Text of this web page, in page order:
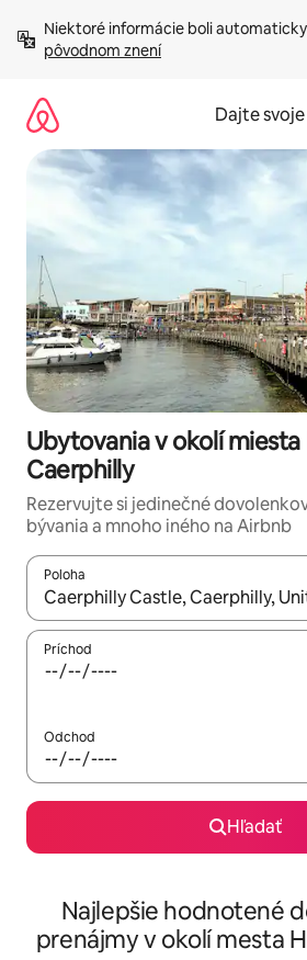
obsah.
Niektoré informácie boli
pôvodnom znení
Dajte
Ubytovania v okolí miesta
Caerphilly
Rezervujte si jedinečné
bývania a mnoho iného na Airbnb
Poloha
Keď budú výsledky k dispozícii,
Príchod
Odchod
Hľadať
Najlepšie hodnotené
prenájmy v okolí mesta